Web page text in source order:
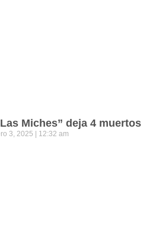
Miches” deja 4 muertos
3, 2025 12:32 am